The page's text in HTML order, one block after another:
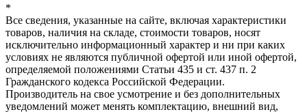
*
Все сведения, указанные на сайте, включая характеристики
товаров, наличия на складе, стоимости товаров, носят
исключительно информационный характер и ни при каких
условиях не являются публичной офертой или иной офертой,
определяемой положениями Статьи 435 и ст. 437 п. 2
Гражданского кодекса Российской Федерации.
Производитель на свое усмотрение и без дополнительных
уведомлений может менять комплектацию, внешний вид,